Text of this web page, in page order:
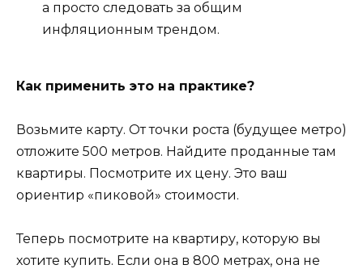
а просто следовать за общим
инфляционным трендом.
Как применить это на практике?
Возьмите карту. От точки роста (будущее метро)
отложите 500 метров. Найдите проданные там
квартиры. Посмотрите их цену. Это ваш
ориентир «пиковой» стоимости.
Теперь посмотрите на квартиру, которую вы
хотите купить. Если она в 800 метрах, она не